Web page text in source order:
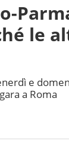
le
e
a Roma